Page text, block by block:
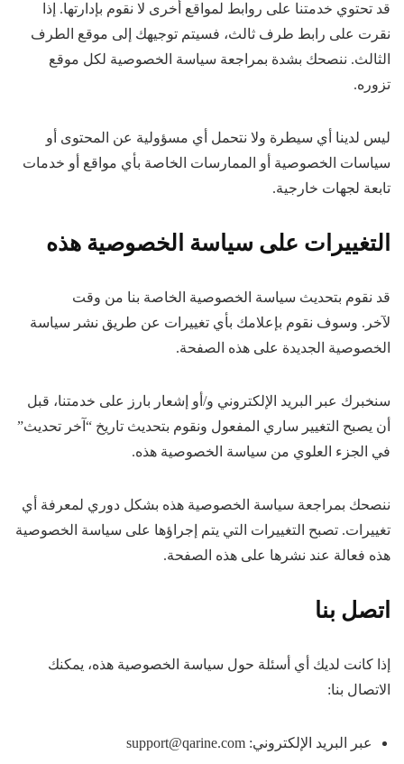
قد تحتوي خدمتنا على روابط لمواقع أخرى لا نقوم بإدارتها. إذا
نقرت على رابط طرف ثالث، فسيتم توجيهك إلى موقع الطرف
الثالث. ننصحك بشدة بمراجعة سياسة الخصوصية لكل موقع
تزوره.
ليس لدينا أي سيطرة ولا نتحمل أي مسؤولية عن المحتوى أو
سياسات الخصوصية أو الممارسات الخاصة بأي مواقع أو خدمات
تابعة لجهات خارجية.
التغييرات على سياسة الخصوصية هذه
قد نقوم بتحديث سياسة الخصوصية الخاصة بنا من وقت
لآخر. وسوف نقوم بإعلامك بأي تغييرات عن طريق نشر سياسة
الخصوصية الجديدة على هذه الصفحة.
سنخبرك عبر البريد الإلكتروني و/أو إشعار بارز على خدمتنا، قبل
أن يصبح التغيير ساري المفعول ونقوم بتحديث تاريخ “آخر تحديث”
في الجزء العلوي من سياسة الخصوصية هذه.
ننصحك بمراجعة سياسة الخصوصية هذه بشكل دوري لمعرفة أي
تغييرات. تصبح التغييرات التي يتم إجراؤها على سياسة الخصوصية
هذه فعالة عند نشرها على هذه الصفحة.
اتصل بنا
إذا كانت لديك أي أسئلة حول سياسة الخصوصية هذه، يمكنك
الاتصال بنا:
عبر البريد الإلكتروني: support@qarine.com